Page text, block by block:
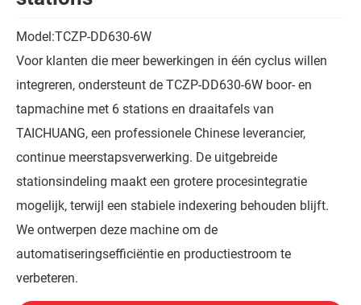
Model:TCZP-DD630-6W
Voor klanten die meer bewerkingen in één cyclus willen
integreren, ondersteunt de TCZP-DD630-6W boor- en
tapmachine met 6 stations en draaitafels van
TAICHUANG, een professionele Chinese leverancier,
continue meerstapsverwerking. De uitgebreide
stationsindeling maakt een grotere procesintegratie
mogelijk, terwijl een stabiele indexering behouden blijft.
We ontwerpen deze machine om de
automatiseringsefficiëntie en productiestroom te
verbeteren.